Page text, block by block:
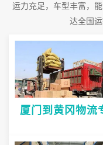
运力充足，车型丰富，
达全国
厦门到黄冈物流